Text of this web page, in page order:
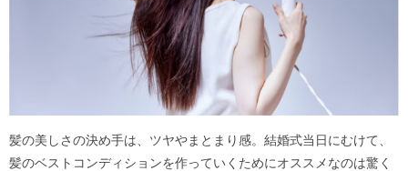
髪の美しさの決め手は、ツヤやまとまり感。結婚式当日にむけて、
髪のベストコンディションを作っていくためにオススメなのは驚く